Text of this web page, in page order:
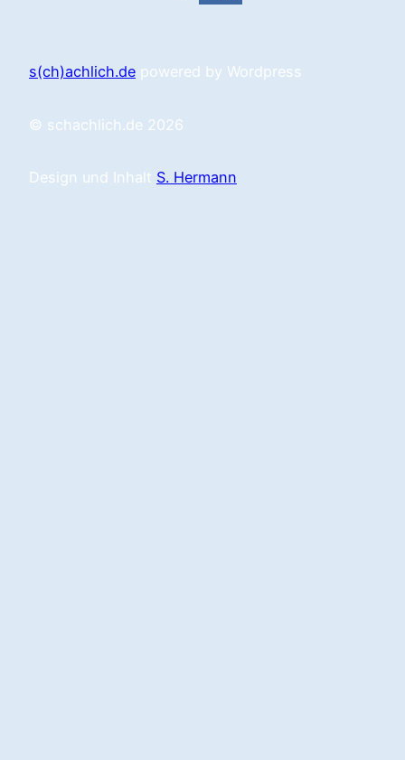
MailFeed
s(ch)achlich.de powered by Wordpress
© schachlich.de 2026
Design und Inhalt S. Hermann